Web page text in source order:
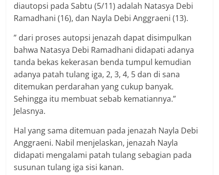
diautopsi pada Sabtu (5/11) adalah Natasya Debi
Ramadhani (16), dan Nayla Debi Anggraeni (13).
” dari proses autopsi jenazah dapat disimpulkan
bahwa Natasya Debi Ramadhani didapati adanya
tanda bekas kekerasan benda tumpul kemudian
adanya patah tulang iga, 2, 3, 4, 5 dan di sana
ditemukan perdarahan yang cukup banyak.
Sehingga itu membuat sebab kematiannya.”
Jelasnya.
Hal yang sama ditemuan pada jenazah Nayla Debi
Anggraeni. Nabil menjelaskan, jenazah Nayla
didapati mengalami patah tulang sebagian pada
susunan tulang iga sisi kanan.